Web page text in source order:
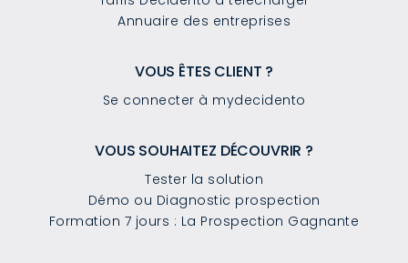
Annuaire des entreprises
VOUS ÊTES CLIENT ?
Se connecter à mydecidento
VOUS SOUHAITEZ DÉCOUVRIR ?
Tester la solution
Démo ou Diagnostic prospection
Formation 7 jours : La Prospection Gagnante